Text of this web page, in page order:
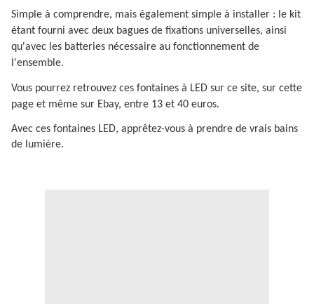
Simple à comprendre, mais également simple à installer : le kit
étant fourni avec deux bagues de fixations universelles, ainsi
qu'avec les batteries nécessaire au fonctionnement de
l'ensemble.
Vous pourrez retrouvez ces fontaines à LED sur ce site, sur cette
page et même sur Ebay, entre 13 et 40 euros.
Avec ces fontaines LED, apprêtez-vous à prendre de vrais bains
de lumière.